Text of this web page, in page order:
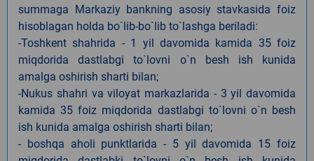
summaga Markaziy bankning asosiy stavkasida foiz
hisoblagan holda bo`lib-bo`lib to`lashga beriladi:
-Toshkent shahrida - 1 yil davomida kamida 35 foiz
miqdorida dastlabgi to`lovni o`n besh ish kunida
amalga oshirish sharti bilan;
-Nukus shahri va viloyat markazlarida - 3 yil davomida
kamida 35 foiz miqdorida dastlabgi to`lovni o`n besh
ish kunida amalga oshirish sharti bilan;
- boshqa aholi punktlarida - 5 yil davomida 15 foiz